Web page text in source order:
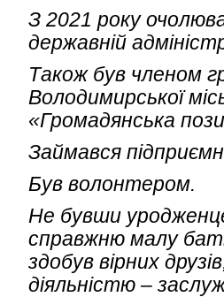
З 2021 року
державній
Також був членом
Володимирської
«Громадянська
Займався
Був волонтером.
Не бувши
справжню малу
здобув вірних
діяльністю –